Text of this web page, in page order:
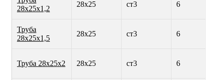
28х25х1,2
28х25 ст3 6
Труба
28х25х1,5
28х25 ст3 6
Труба 28х25х2 28х25 ст3 6